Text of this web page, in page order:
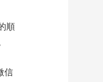
順
信